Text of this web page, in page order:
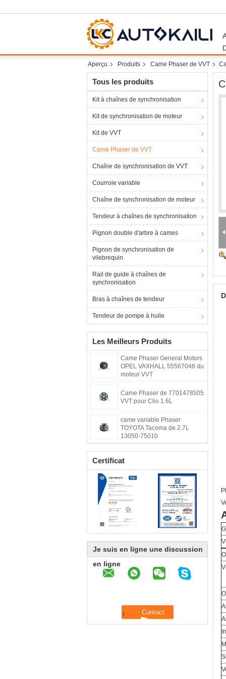
Aperçu Produits Came Phaser de VVT
Tous les produits
Kit à chaînes de synchronisation
Kit de synchronisation de moteur
Kit de VVT
Came Phaser de VVT
Chaîne de synchronisation de VVT
Courroie variable
Chaîne de synchronisation de moteur
Tendeur à chaînes de synchronisation
Pignon double d'arbre à cames
Pignon de synchronisation de
vilebrequin
Rail de guide à chaînes de
synchronisation
Bras à chaînes de tendeur
Tendeur de pompe à huile
Les Meilleurs Produits
Came Phaser General Motors
OPEL VAXHALL 55567048 du
moteur VVT
Came Phaser de 7701478505
VVT pour Clio 1.6L
came variable Phaser
TOYOTA Tacoma de 2.7L
13050-75010
Certificat
Je suis en ligne une discussion
en ligne